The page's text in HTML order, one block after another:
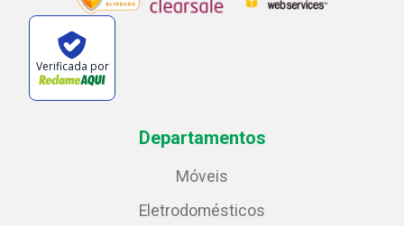
Verificada por
Departamentos
Móveis
Eletrodomésticos